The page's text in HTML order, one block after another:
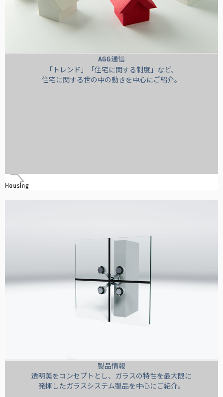
AGG通信
「トレンド」「住宅に関する制度」など、
住宅に関する世の中の動きを中心にご紹介。
製品情報
透明美をコンセプトとし、ガラスの特性を最大限に
発揮したガラスシステム製品を中心にご紹介。